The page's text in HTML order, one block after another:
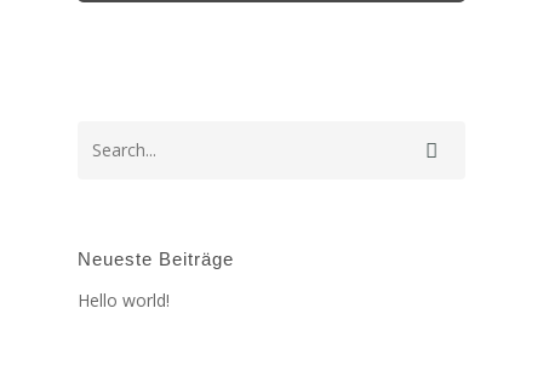
Neueste Beiträge
Hello world!